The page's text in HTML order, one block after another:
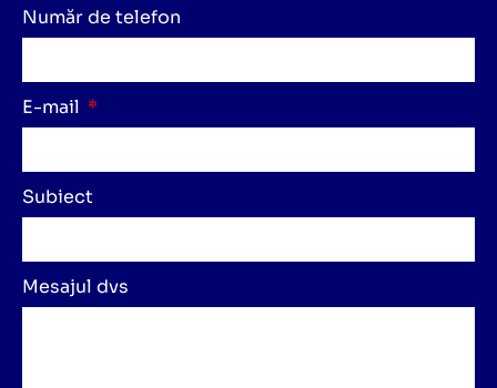
Număr de telefon
E-mail
Subiect
Mesajul dvs